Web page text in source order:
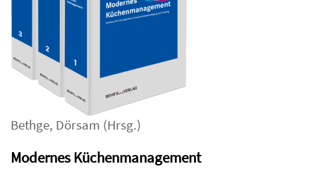
Bethge, Dörsam (Hrsg.)
Modernes Küchenmanagement